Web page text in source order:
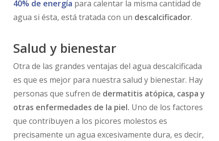
40% de energía para calentar la misma cantidad de
agua si ésta, está tratada con un descalcificador.
Salud y bienestar
Otra de las grandes ventajas del agua descalcificada
es que es mejor para nuestra salud y bienestar. Hay
personas que sufren de dermatitis atópica, caspa y
otras enfermedades de la piel. Uno de los factores
que contribuyen a los picores molestos es
precisamente un agua excesivamente dura, es decir,